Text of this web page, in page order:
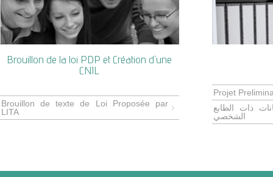
Brouillon de la loi PDP et Création d'une
CNIL
Brouillon de texte de Loi Proposée par
LITA
Projet
ذات الطابع
الشخصي